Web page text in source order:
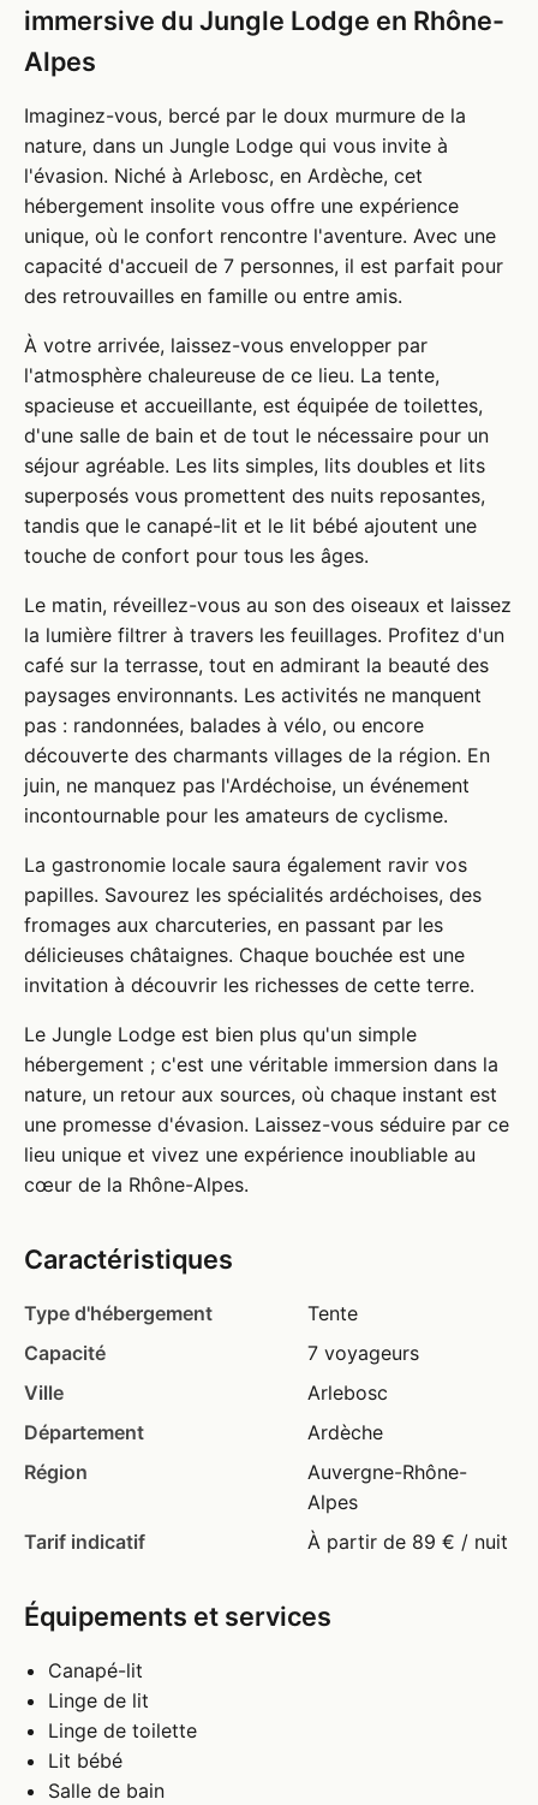
immersive du Jungle Lodge en Rhône-
Alpes
Imaginez-vous, bercé par le doux murmure de la
nature, dans un Jungle Lodge qui vous invite à
l'évasion. Niché à Arlebosc, en Ardèche, cet
hébergement insolite vous offre une expérience
unique, où le confort rencontre l'aventure. Avec une
capacité d'accueil de 7 personnes, il est parfait pour
des retrouvailles en famille ou entre amis.
À votre arrivée, laissez-vous envelopper par
l'atmosphère chaleureuse de ce lieu. La tente,
spacieuse et accueillante, est équipée de toilettes,
d'une salle de bain et de tout le nécessaire pour un
séjour agréable. Les lits simples, lits doubles et lits
superposés vous promettent des nuits reposantes,
tandis que le canapé-lit et le lit bébé ajoutent une
touche de confort pour tous les âges.
Le matin, réveillez-vous au son des oiseaux et laissez
la lumière filtrer à travers les feuillages. Profitez d'un
café sur la terrasse, tout en admirant la beauté des
paysages environnants. Les activités ne manquent
pas : randonnées, balades à vélo, ou encore
découverte des charmants villages de la région. En
juin, ne manquez pas l'Ardéchoise, un événement
incontournable pour les amateurs de cyclisme.
La gastronomie locale saura également ravir vos
papilles. Savourez les spécialités ardéchoises, des
fromages aux charcuteries, en passant par les
délicieuses châtaignes. Chaque bouchée est une
invitation à découvrir les richesses de cette terre.
Le Jungle Lodge est bien plus qu'un simple
hébergement ; c'est une véritable immersion dans la
nature, un retour aux sources, où chaque instant est
une promesse d'évasion. Laissez-vous séduire par ce
lieu unique et vivez une expérience inoubliable au
cœur de la Rhône-Alpes.
Caractéristiques
Type d'hébergement
Tente
Capacité
7 voyageurs
Ville
Arlebosc
Département
Ardèche
Région
Auvergne-Rhône-
Alpes
Tarif indicatif
À partir de 89 € / nuit
Équipements et services
Canapé-lit
Linge de lit
Linge de toilette
Lit bébé
Salle de bain